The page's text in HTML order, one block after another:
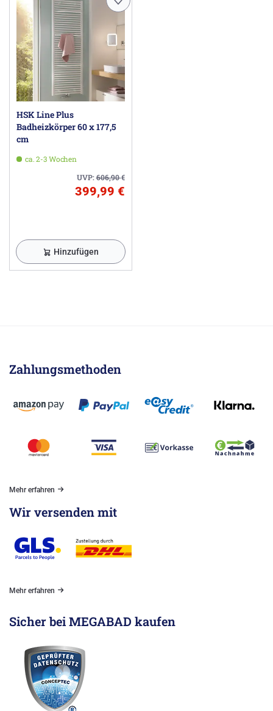
HSK Line Plus
Badheizkörper 60 x 177,5
cm
ca. 2-3 Wochen
UVP:606,90€
399,99 €
Hinzufügen
Zahlungsmethoden
Mehr erfahren
Wir versenden mit
Mehr erfahren
Sicher bei MEGABAD kaufen